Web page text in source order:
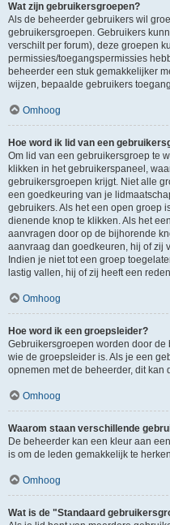
Wat zijn gebruikersgroepen?
Als de beheerder gebruikers wil
gebruikersgroepen. Gebruikers
verschilt per forum), deze groepen
permissies/toegangspermissies
beheerder een stuk gemakkelijker
wijzen, bepaalde gebruikers
Omhoog
Hoe word ik lid van een
Om lid van een gebruikersgroep te
klikken in het gebruikerspaneel,
gebruikersgroepen krijgt. Niet alle
een goedkeuring van je
gebruikers. Als het een open groep
dienende knop te klikken. Als het
aanvragen door op de bijhorende
aanvraag dan goedkeuren, hij of zij
Indien je niet tot een groep
lastig vallen, hij of zij heeft een
Omhoog
Hoe word ik een groepsleider?
Gebruikersgroepen worden door
wie de groepsleider is. Als je een
opnemen met de beheerder, dit kan
Omhoog
Waarom staan verschillende
De beheerder kan een kleur aan
is om de leden gemakkelijk te
Omhoog
Wat is de "Standaard